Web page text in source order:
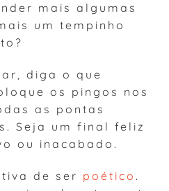
mais algumas
um tempinho
diga o que
os pingos nos
as pontas
Seja um final feliz
ou inacabado.
de ser poético .